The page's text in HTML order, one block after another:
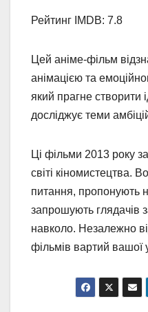
Рейтинг IMDB: 7.8
Цей аніме-фільм
анімацією та
який прагне створити
досліджує теми
Ці фільми 2013 року
світі кіномистецтва.
питання, пропонують
запрошують глядачів
навколо. Незалежно
фільмів вартий вашої